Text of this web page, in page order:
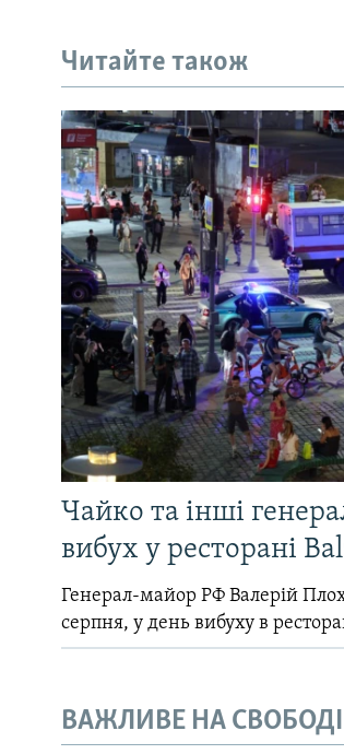
Читайте також
Чайко та інші
вибух у ресторані
Генерал-майор РФ Валерій
серпня, у день вибуху в
ВАЖЛИВЕ НА СВОБОДІ